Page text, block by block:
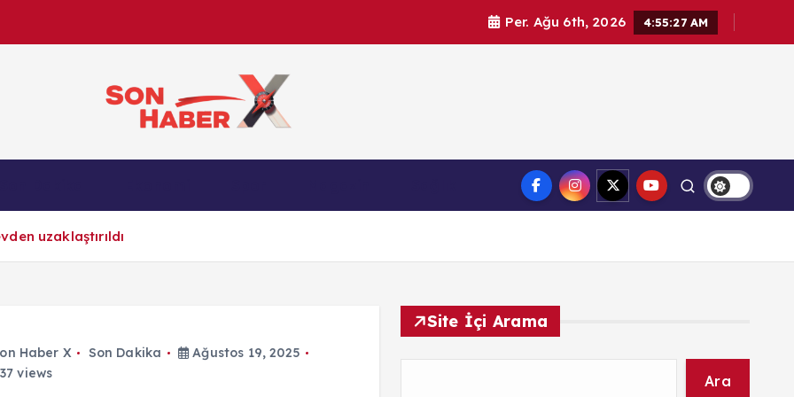
Per. Ağu 6th, 2026 4:55:27 AM
Son Haber X’te son dakika, Türkiye gündemi ve yerel haberler. Doğrulanmış kaynaklar, tarafsız içerik ve
anlık gelişmelerle güvenilir haber deneyimi.
uzaklaştırıldı
Haber X Son Dakika
Ağustos 19, 2025
views
Site İçi Arama
Ara